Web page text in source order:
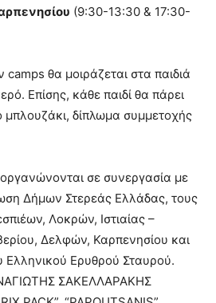
(9:30-13:30 & 17:30-
camps θα μοιράζεται στα παιδιά
Επίσης, κάθε παιδί θα πάρει
δίπλωμα συμμετοχής
σε συνεργασία με
Δήμων Στερεάς Ελλάδας, τους
Λοκρών, Ιστιαίας –
Δελφών, Καρπενησίου και
Ελληνικού Ερυθρού Σταυρού.
ΣΑΚΕΛΛΑΡΑΚΗΣ